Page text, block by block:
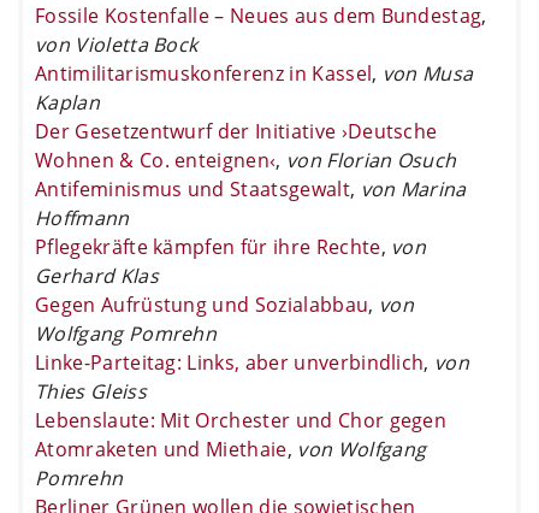
Fossile Kostenfalle – Neues aus dem Bundestag,
von Violetta Bock
Antimilitarismuskonferenz in Kassel, von Musa
Kaplan
Der Gesetzentwurf der Initiative ›Deutsche
Wohnen & Co. enteignen‹, von Florian Osuch
Antifeminismus und Staatsgewalt, von Marina
Hoffmann
Pflegekräfte kämpfen für ihre Rechte, von
Gerhard Klas
Gegen Aufrüstung und Sozialabbau, von
Wolfgang Pomrehn
Linke-Parteitag: Links, aber unverbindlich, von
Thies Gleiss
Lebenslaute: Mit Orchester und Chor gegen
Atomraketen und Miethaie, von Wolfgang
Pomrehn
Berliner Grünen wollen die sowjetischen